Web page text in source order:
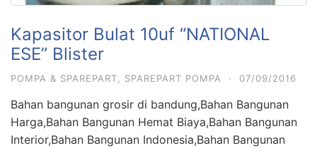
Kapasitor Bulat 10uf “NATIONAL
ESE” Blister
POMPA & SPAREPART, SPAREPART POMPA · 07/09/2016
Bahan bangunan grosir di bandung,Bahan Bangunan
Harga,Bahan Bangunan Hemat Biaya,Bahan Bangunan
Interior,Bahan Bangunan Indonesia,Bahan Bangunan